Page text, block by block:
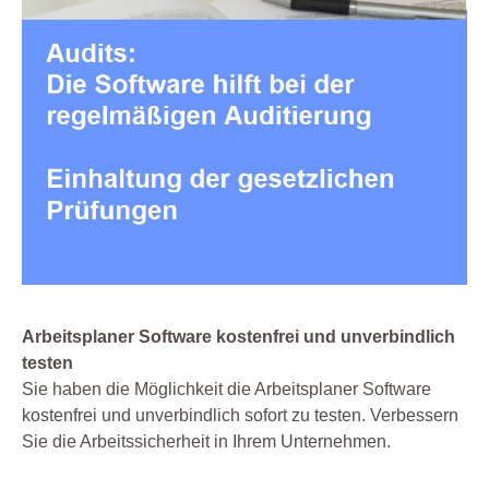
Arbeitsplaner Software kostenfrei und unverbindlich
testen
Sie haben die Möglichkeit die Arbeitsplaner Software
kostenfrei und unverbindlich sofort zu testen. Verbessern
Sie die Arbeitssicherheit in Ihrem Unternehmen.